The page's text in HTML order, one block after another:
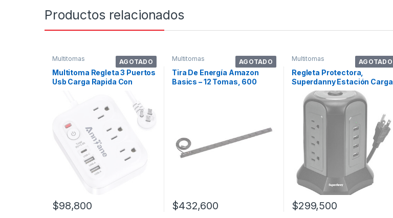
Productos relacionados
AGOTADO
Multitomas
Multitoma Regleta 3 Puertos
Usb Carga Rapida Con
$98,800
AGOTADO
Multitomas
Tira De Energía Amazon
Basics – 12 Tomas, 600
$432,600
AGOTADO
Multitomas
Regleta Protectora,
Superdanny Estación Carga
Escritorio,
$299,500